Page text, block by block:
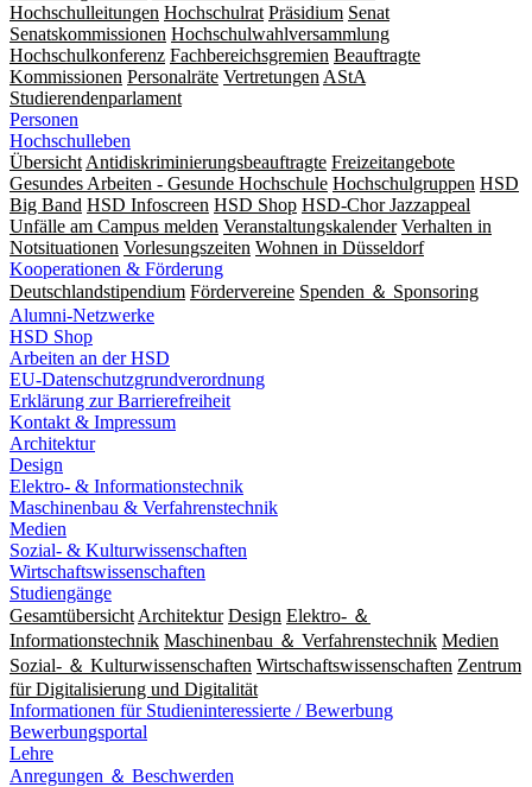
Hochschulleitungen Hochschulrat Präsidium Senat
Senatskommissionen Hochschulwahlversammlung
Hochschulkonferenz Fachbereichsgremien Beauftragte
Kommissionen Personalräte Vertretungen AStA
Studierendenparlament
Personen
Hochschulleben
Übersicht Antidiskriminierungsbeauftragte Freizeitangebote
Gesundes Arbeiten - Gesunde Hochschule Hochschulgruppen HSD
Big Band HSD Infoscreen HSD Shop HSD-Chor Jazzappeal
Unfälle am Campus melden Veranstaltungskalender Verhalten in
Notsituationen Vorlesungszeiten Wohnen in Düsseldorf
Kooperationen & Förderung
Deutschlandstipendium Fördervereine Spenden ＆ Sponsoring
Alumni-Netzwerke
HSD Shop
Arbeiten an der HSD
EU-Datenschutzgrundverordnung
Erklärung zur Barrierefreiheit
Kontakt & Impressum
Architektur
Design
Elektro- & Informationstechnik
Maschinenbau & Verfahrenstechnik
Medien
Sozial- & Kulturwissenschaften
Wirtschaftswissenschaften
Studiengänge
Gesamtübersicht Architektur Design Elektro- ＆
Informationstechnik Maschinenbau ＆ Verfahrenstechnik Medien
Sozial- ＆ Kulturwissenschaften Wirtschaftswissenschaften Zentrum
für Digitalisierung und Digitalität
Informationen für Studieninteressierte / Bewerbung
Bewerbungsportal
Lehre
Anregungen ＆ Beschwerden